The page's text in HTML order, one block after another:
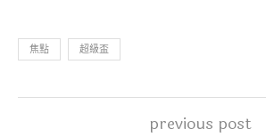
焦點 超級盃
previous post